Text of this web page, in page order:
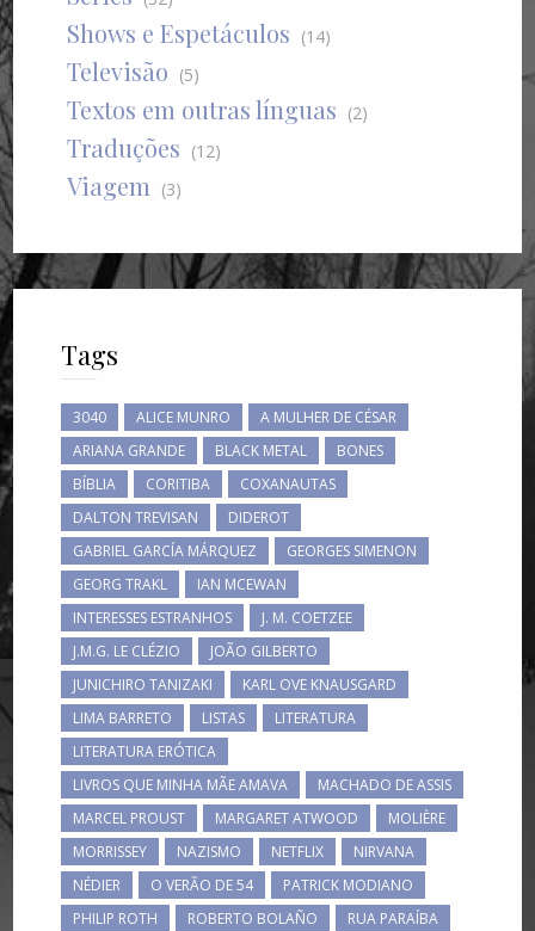
Shows e Espetáculos (14)
Televisão (5)
Textos em outras línguas (2)
Traduções (12)
Viagem (3)
Tags
3040 ALICE MUNRO
A MULHER DE CÉSAR
ARIANA GRANDE
BLACK METAL
BONES
BÍBLIA
CORITIBA
COXANAUTAS
DALTON TREVISAN
DIDEROT
GABRIEL GARCÍA MÁRQUEZ
GEORGES SIMENON
GEORG TRAKL
IAN MCEWAN
INTERESSES ESTRANHOS
J. M. COETZEE
J.M.G. LE CLÉZIO
JOÃO GILBERTO
JUNICHIRO TANIZAKI
KARL OVE KNAUSGARD
LIMA BARRETO
LISTAS
LITERATURA
LITERATURA ERÓTICA
LIVROS QUE MINHA MÃE AMAVA
MACHADO DE ASSIS
MARCEL PROUST
MARGARET ATWOOD
MOLIÈRE
MORRISSEY
NAZISMO NETFLIX
NIRVANA
NÉDIER
O VERÃO DE 54
PATRICK MODIANO
PHILIP ROTH
ROBERTO BOLAÑO
RUA PARAÍBA